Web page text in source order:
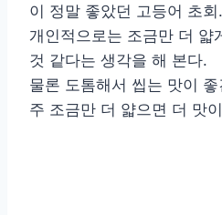
이 정말 좋았던 고등어 초회.
개인적으로는 조금만 더 얇
것 같다는 생각을 해 본다.
물론 도톰해서 씹는 맛이
주 조금만 더 얇으면 더 맛